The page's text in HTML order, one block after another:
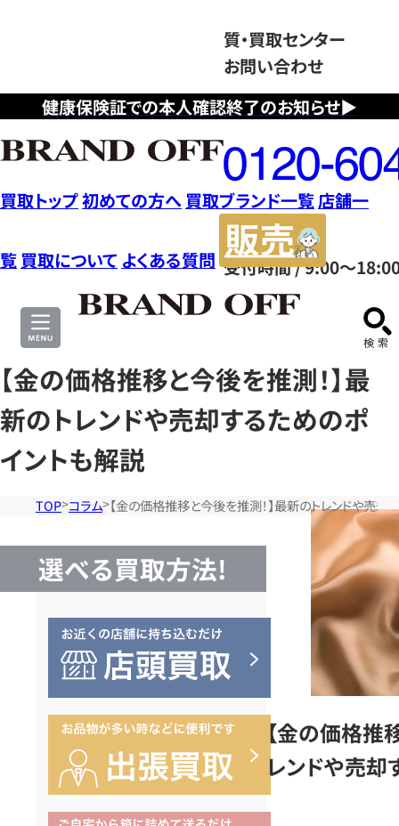
健康保険証での本人確認終了のお知らせ▶
質・買取センター
お問い合わせ
フ
リ
ー
ダ
イ
ヤ
ル
0120604117
受付時間 / 9:00～
買取トップ初めての方へ 買取ブランド一覧店舗一
覧 買取について よくある質問
サ
【金の価格推移と今後を推測！】最
新のトレンドや売却するためのポ
イントも解説
TOP コラム 【金の価格推移と今後を推測！】最新のトレンドや売却
選べる買取方法!
【金の価格推
レンドや売却